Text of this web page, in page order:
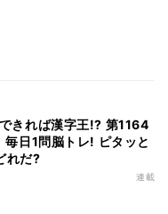
きれば漢字王!? 第1164
毎日1問脳トレ! ピタッと
れだ?
連載